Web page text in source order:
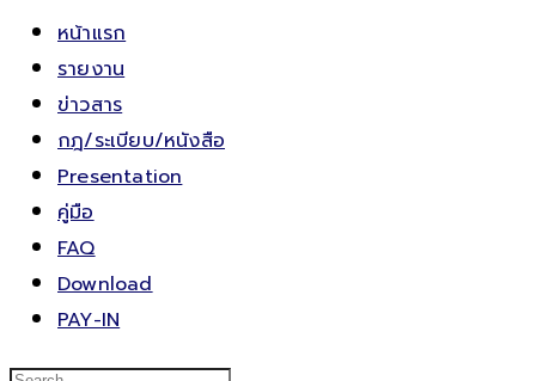
หน้าแรก
รายงาน
ข่าวสาร
กฎ/ระเบียบ/หนังสือ
Presentation
คู่มือ
FAQ
Download
PAY-IN